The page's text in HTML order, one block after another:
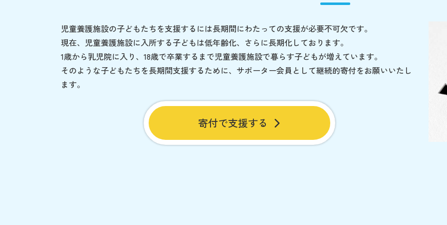
児童養護施設の子どもたちを支援するには長期間にわたっての支援が必要不可欠です。
現在、児童養護施設に入所する子どもは低年齢化、さらに長期化しております。
1歳から乳児院に入り、18歳で卒業するまで児童養護施設で暮らす子どもが増えています。
そのような子どもたちを長期間支援するために、サポーター会員として継続的寄付をお願いいたし
ます。
寄付で支援する